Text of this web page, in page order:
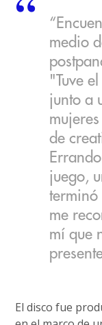
medio
"Tuve
junto a
de
juego,
terminó
me
mí que
El disco fue